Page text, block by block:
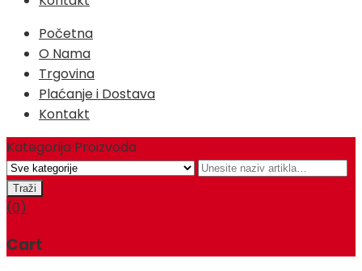
Početna
O Nama
Trgovina
Plaćanje i Dostava
Kontakt
Kategorija Proizvoda
(0)
Cart